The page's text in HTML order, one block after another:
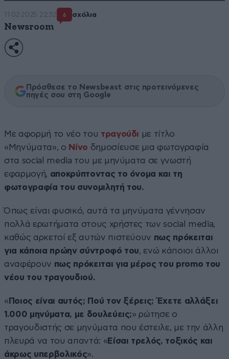
11·02·2025 22:32 6 σχόλια
Newsroom
Πρόσθεσε το Newsbeast στις προτεινόμενες
πηγές σου στη Google
Με αφορμή το νέο του τραγούδι με τίτλο
«Μηνύματα», ο Νίνο δημοσίευσε μια φωτογραφία
στα social media του με μηνύματα σε γνωστή
εφαρμογή, αποκρύπτοντας το όνομα και τη
φωτογραφία του συνομιλητή του.
Όπως είναι φυσικό, αυτά τα μηνύματα γέννησαν
πολλά ερωτήματα στους χρήστες των social media,
καθώς αρκετοί εξ αυτών πιστεύουν πως πρόκειται
για κάποια πρώην σύντροφό του, ενώ κάποιοι άλλοι
αναφέρουν πως πρόκειται για μέρος του promo του
νέου του τραγουδιού.
« Ποιος είναι αυτός; Πού τον ξέρεις; Έχετε αλλάξει
1.000 μηνύματα, με δουλεύεις;» ρώτησε ο
τραγουδιστής σε μηνύματα που έστειλε, με την άλλη
πλευρά να του απαντά: «Είσαι τρελός, τοξικός και
άκρως υπερβολικός».